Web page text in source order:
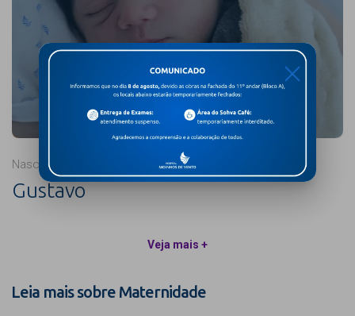
Nascido em 06/08/2026
Gustavo
Veja mais +
Leia mais sobre Maternidade
X